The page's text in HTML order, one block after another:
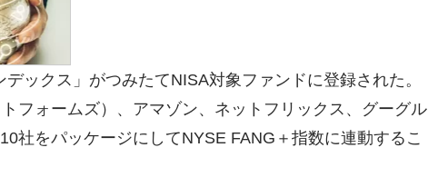
ックス」がつみたてNISA対象ファンドに登録された。
フォームズ）、アマゾン、ネットフリックス、グーグル
社をパッケージにしてNYSE FANG＋指数に連動するこ